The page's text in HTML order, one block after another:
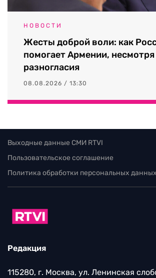
НОВОСТИ
Жесты доброй воли: как
помогает Армении, несмотря
разногласия
08.08.2026 / 13:30
Выходные данные СМИ RTVI
Пользовательское соглашение
Политика обработки персональных данных
Редакция
115280, г. Москва, ул. Ленинская